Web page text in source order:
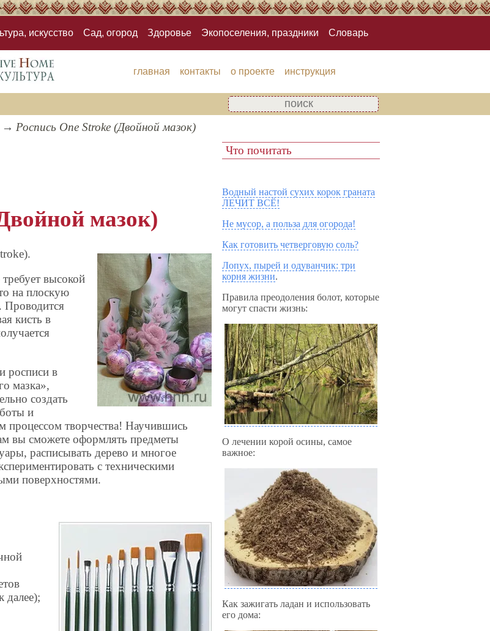
искусство Сад, огород Здоровье Экопоселения, праздники Словарь
главная контакты о проекте инструкция
Роспись One Stroke (Двойной мазок)
мазок)
высокой
на плоскую
Проводится
кисть в
росписи в
мазка»,
создать
и
процессом творчества! Научившись
вы сможете оформлять предметы
расписывать дерево и многое
с техническими
поверхностями.
далее);
Что почитать
Водный настой сухих корок граната
ЛЕЧИТ ВСЁ!
Не мусор, а польза для огорода!
Как готовить четверговую соль?
Лопух, пырей и одуванчик: три
корня жизни.
Правила преодоления болот, которые
могут спасти жизнь:
О лечении корой осины, самое
важное:
Как зажигать ладан и использовать
его дома: